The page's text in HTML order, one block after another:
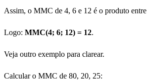
Assim, o MMC de 4, 6 e 12 é o produto entre
Logo: MMC(4; 6; 12) = 12.
Veja outro exemplo para clarear.
Calcular o MMC de 80, 20, 25: